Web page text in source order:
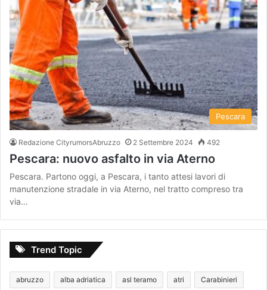
Pescara
Redazione CityrumorsAbruzzo 2 Settembre 2024 492
Pescara: nuovo asfalto in via Aterno
Pescara. Partono oggi, a Pescara, i tanto attesi lavori di
manutenzione stradale in via Aterno, nel tratto compreso tra
via…
Trend Topic
abruzzo alba adriatica asl teramo atri Carabinieri